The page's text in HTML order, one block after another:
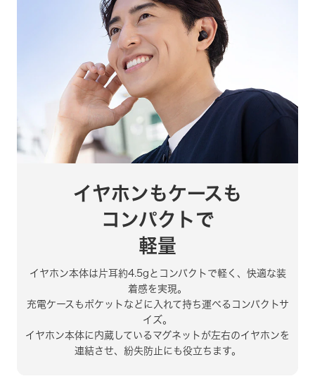
イヤホンもケースも
コンパクトで
軽量
イヤホン本体は片耳約4.5gとコンパクトで軽く、 快適な装
着感を実現。
充電ケースもポケットなどに 入れて持ち運べるコンパクトサ
イズ。
イヤホン本体に内蔵しているマグネットが左右のイヤホンを
連結させ、 紛失防止にも役立ちます。